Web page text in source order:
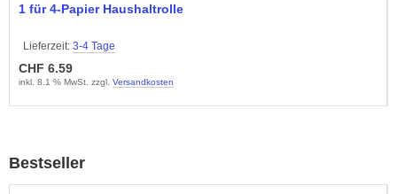
1 für 4-Papier Haushaltrolle
Lieferzeit: 3-4 Tage
CHF 6.59
inkl. 8.1 % MwSt. zzgl. Versandkosten
Bestseller